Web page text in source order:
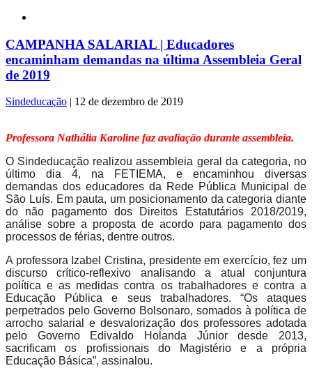
CAMPANHA SALARIAL | Educadores
encaminham demandas na última Assembleia Geral
de 2019
Sindeducação | 12 de dezembro de 2019
Professora Nathália Karoline faz avaliação durante assembleia.
O Sindeducação realizou assembleia geral da categoria, no
último dia 4, na FETIEMA, e encaminhou diversas
demandas dos educadores da Rede Pública Municipal de
São Luís. Em pauta, um posicionamento da categoria diante
do não pagamento dos Direitos Estatutários 2018/2019,
análise sobre a proposta de acordo para pagamento dos
processos de férias, dentre outros.
A professora Izabel Cristina, presidente em exercício, fez um
discurso crítico-reflexivo analisando a atual conjuntura
política e as medidas contra os trabalhadores e contra a
Educação Pública e seus trabalhadores. “Os ataques
perpetrados pelo Governo Bolsonaro, somados à política de
arrocho salarial e desvalorização dos professores adotada
pelo Governo Edivaldo Holanda Júnior desde 2013,
sacrificam os profissionais do Magistério e a própria
Educação Básica”, assinalou.